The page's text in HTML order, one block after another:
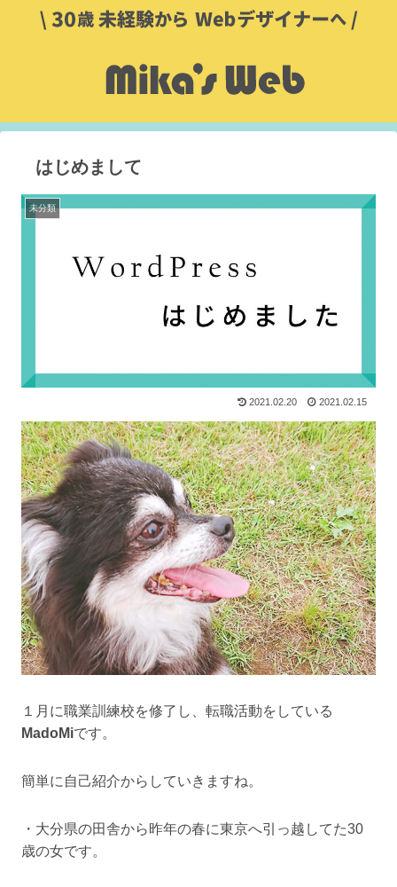
はじめまして
未分類
2021.02.20 2021.02.15
１月に職業訓練校を修了し、転職活動をしている
MadoMiです。
簡単に自己紹介からしていきますね。
・大分県の田舎から昨年の春に東京へ引っ越してた30
歳の女です。